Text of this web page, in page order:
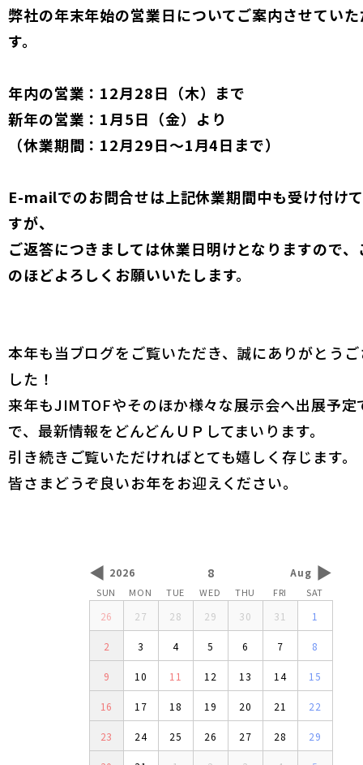
◀ 2026 8 Aug ▶
SUN MON TUE WED THU FRI SAT
26 27 28 29 30 31 1
2 3 4 5 6 7 8
9 10 11 12 13 14 15
16 17 18 19 20 21 22
23 24 25 26 27 28 29
弊社の年末年始の営業日についてご案内させてい
す。
年内の営業：12月28日（木）まで
新年の営業：1月5日（金）より
（休業期間：12月29日〜1月4日まで）
E-mailでのお問合せは上記休業期間中も受け付け
すが、
ご返答につきましては休業日明けとなりますので、
のほどよろしくお願いいたします。
本年も当ブログをご覧いただき、誠にありがとう
した！
来年もJIMTOFやそのほか様々な展示会へ出展予定
で、最新情報をどんどんＵＰしてまいります。
引き続きご覧いただければとても嬉しく存じます。
皆さまどうぞ良いお年をお迎えください。